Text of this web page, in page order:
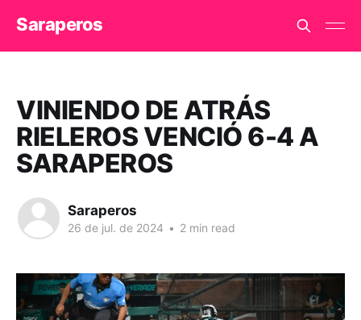
Saraperos
VINIENDO DE ATRÁS
RIELEROS VENCIÓ 6-4 A
SARAPEROS
Saraperos
26 de jul. de 2024 • 2 min read